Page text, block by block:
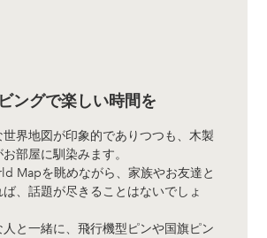
ングで楽しい時間を
世界地図が印象的でありつつも、木製
部屋に馴染みます。
Mapを眺めながら、家族やお友達と
、話題が尽きることはないでしょ
人と一緒に、飛行機型ピンや国旗ピン